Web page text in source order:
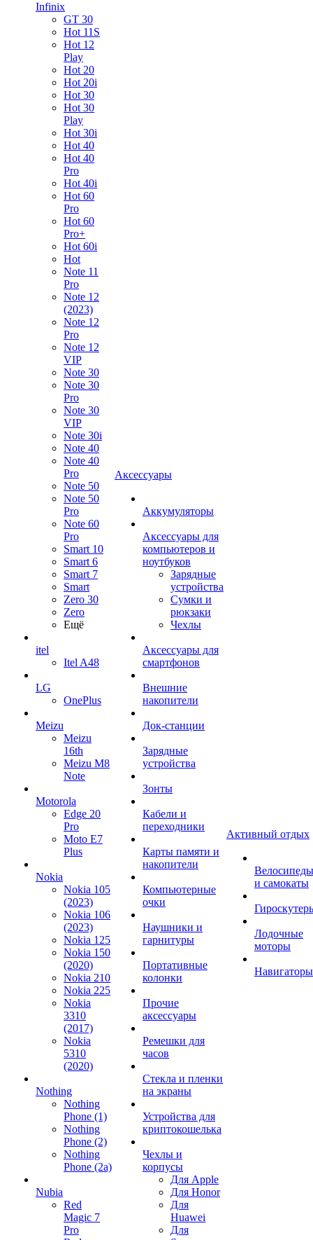
Infinix
GT 30
Hot 11S
Hot 12
Play
Hot 20
Hot 20i
Hot 30
Hot 30
Play
Hot 30i
Hot 40
Hot 40
Pro
Hot 40i
Hot 60
Pro
Hot 60
Pro+
Hot 60i
Hot
Note 11
Pro
Note 12
(2023)
Note 12
Pro
Note 12
VIP
Note 30
Note 30
Pro
Note 30
VIP
Note 30i
Note 40
Note 40
Pro
Note 50
Note 50
Pro
Note 60
Pro
Smart 10
Smart 6
Smart 7
Smart
Zero 30
Zero
Ещё
itel
Itel A48
LG
OnePlus
Meizu
Meizu
16th
Meizu M8
Note
Motorola
Edge 20
Pro
Moto E7
Plus
Nokia
Nokia 105
(2023)
Nokia 106
(2023)
Nokia 125
Nokia 150
(2020)
Nokia 210
Nokia 225
Nokia
3310
(2017)
Nokia
5310
(2020)
Nothing
Nothing
Phone (1)
Nothing
Phone (2)
Nothing
Phone (2a)
Nubia
Red
Magic 7
Pro
Аксессуары
Аккумуляторы
Аксессуары для
компьютеров и
ноутбуков
Зарядные
устройства
Сумки и
рюкзаки
Чехлы
Аксессуары для
смартфонов
Внешние
накопители
Док-станции
Зарядные
устройства
Зонты
Кабели и
переходники
Карты памяти и
накопители
Компьютерные
очки
Наушники и
гарнитуры
Портативные
колонки
Прочие
аксессуары
Ремешки для
часов
Стекла и пленки
на экраны
Устройства для
криптокошелька
Чехлы и
корпусы
Для Apple
Для Honor
Для
Huawei
Для
Активный отдых
Велосипеды
и самокаты
Лодочные
моторы
Навигаторы